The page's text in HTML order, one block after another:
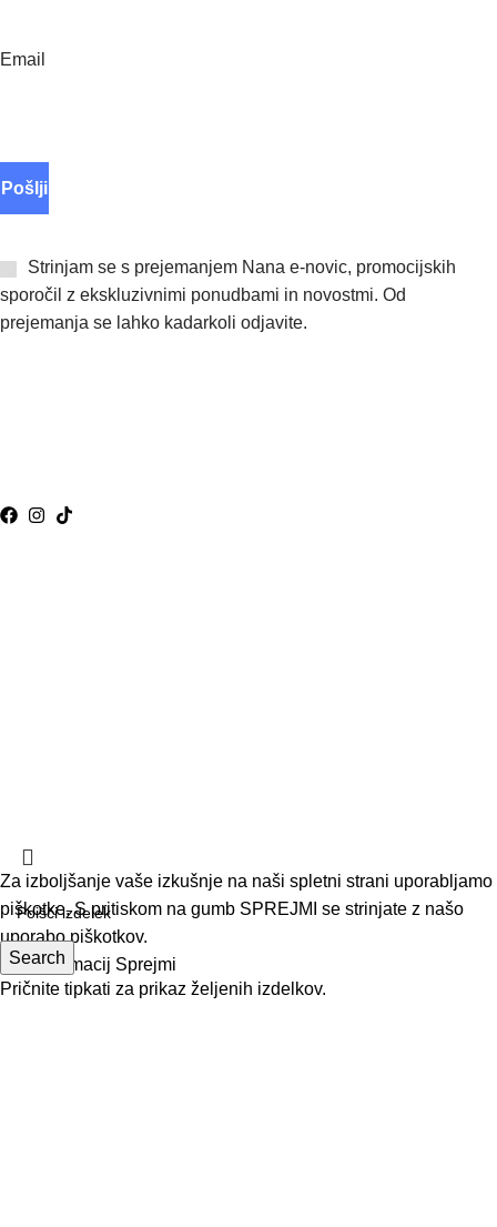
Email
Strinjam se s prejemanjem Nana e-novic, promocijskih
sporočil z ekskluzivnimi ponudbami in novostmi. Od
prejemanja se lahko kadarkoli odjavite.
Search
Pričnite tipkati za prikaz željenih izdelkov.
Za izboljšanje vaše izkušnje na naši spletni strani uporabljamo
piškotke. S pritiskom na gumb SPREJMI se strinjate z našo
uporabo piškotkov.
Več informacij Sprejmi